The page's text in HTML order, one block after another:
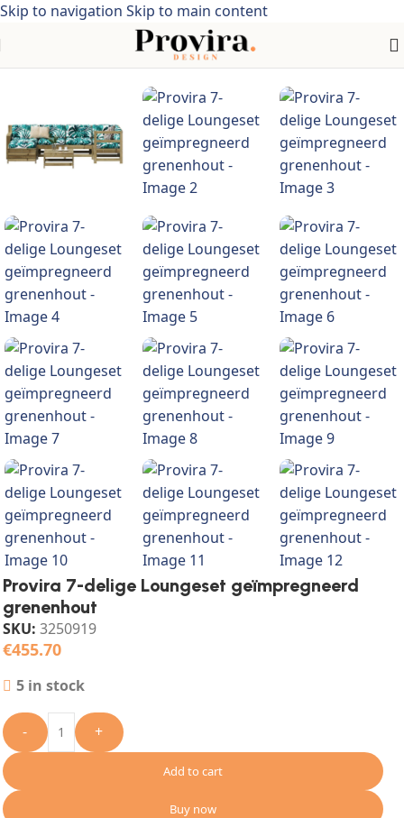
Skip to navigation Skip to main content
>tuinmeubelen > tuinsets > Geïmpregneerd grenenhout
Provira 7-delige Loungeset geïmpregneerd
grenenhout
SKU: 3250919
€455.70
5 in stock
- +
Add to cart
Buy now